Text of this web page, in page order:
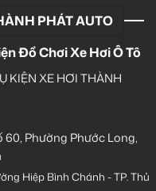
PHÁT AUTO
Đồ Chơi Xe Hơi Ô Tô
KIỆN XE HƠI THÀNH
Phường Phước Long,
Hiệp Bình Chánh - TP. Thủ